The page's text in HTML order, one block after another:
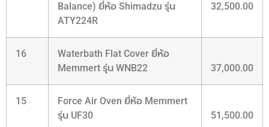
Balance) ยี่ห้อ Shimadzu รุ่น
ATY224R
32,500.00
16
Waterbath Flat Cover ยี่ห้อ
Memmert รุ่น WNB22
37,000.00
15
Force Air Oven ยี่ห้อ Memmert
รุ่น UF30
51,500.00